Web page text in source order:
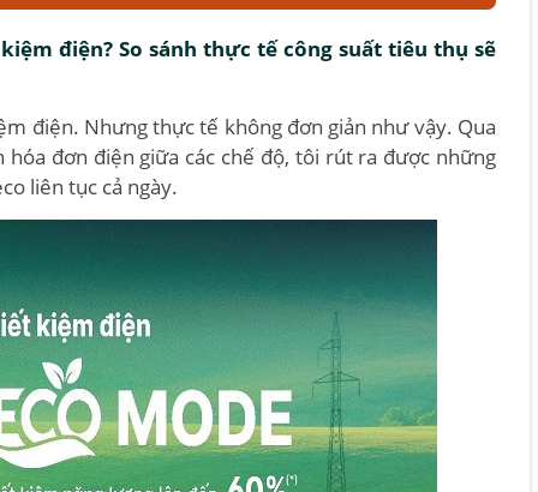
điện? So sánh thực tế công suất tiêu thụ sẽ
điện. Nhưng thực tế không đơn giản như vậy. Qua
đơn điện giữa các chế độ, tôi rút ra được những
liên tục cả ngày.